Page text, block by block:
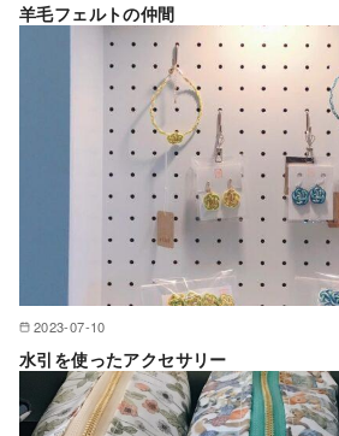
羊毛フェルトの仲間
2023-07-10
水引を使ったアクセサリー